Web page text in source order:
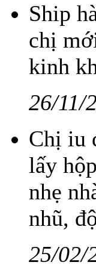
Ship
chị
kinh
26/11/
Chị iu
lấy
nhẹ
nhũ,
25/02/